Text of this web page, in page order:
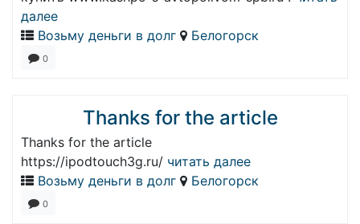
далее
Возьму деньги в долг
Белогорск
0
Thanks for the article
Thanks for the article
https://ipodtouch3g.ru/ читать далее
Возьму деньги в долг
Белогорск
0